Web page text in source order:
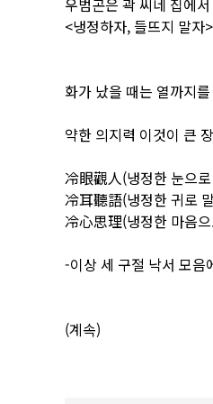
우범곤은 곽 씨네 집에
<냉정하자, 들뜨지 말자>
화가 났을 때는 열까지
약한 의지력 이것이 큰
冷眼觀人(냉정한 눈으
冷耳聽語(냉정한 귀로
冷心思理(냉정한 마음
-이상 세 구절 낙서 모음
(계속)